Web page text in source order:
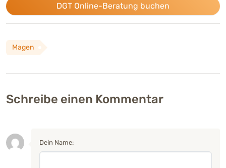
DGT Online-Beratung buchen
Magen
Schreibe einen Kommentar
Dein Name: